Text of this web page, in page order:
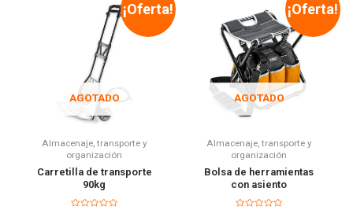
¡Oferta!
AGOTADO
Almacenaje, transporte y
organización
Carretilla de transporte
90kg
¡Oferta!
AGOTADO
Almacenaje, transporte y
organización
Bolsa de herramientas
con asiento